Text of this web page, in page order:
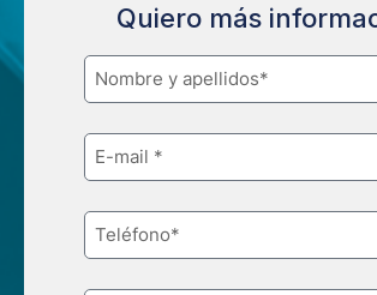
Quiero más